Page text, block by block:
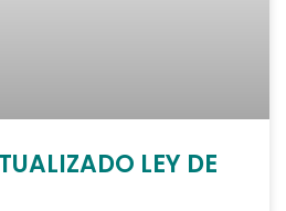
LEY DE